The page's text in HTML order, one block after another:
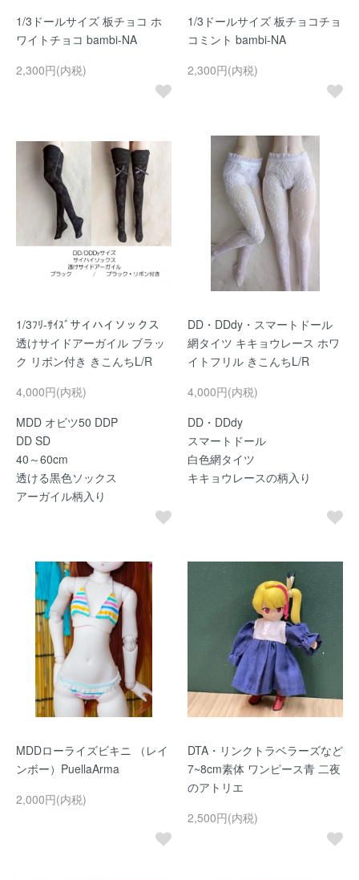
1/3ドールサイズ 板チョコ ホ
ワイトチョコ bambi-NA
2,300円(内税)
1/3ドールサイズ 板チョコチョ
コミント bambi-NA
2,300円(内税)
1/3ﾌﾘ-ｻｲｽﾞサイハイソックス
透けサイドアーガイル ブラッ
ク リボン付き きこんちL/R
4,000円(内税)
MDD オビツ50 DDP
DD SD
40～60cm
透ける黒色ソックス
アーガイル柄入り
DD・DDdy・スマートドール
網タイツ キキョウレース ホワ
イトフリル きこんちL/R
4,000円(内税)
DD・DDdy
スマートドール
白色網タイツ
キキョウレースの柄入り
MDDローライズビキニ （レイ
ンボー）PuellaArma
2,000円(内税)
DTA・リンクトラベラーズなど
7~8cm素体 ワンピース青 二夜
のアトリエ
2,500円(内税)